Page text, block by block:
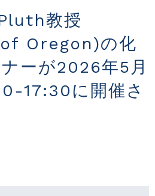
Oregon)の化
ーが2026年5月
17:30に開催さ